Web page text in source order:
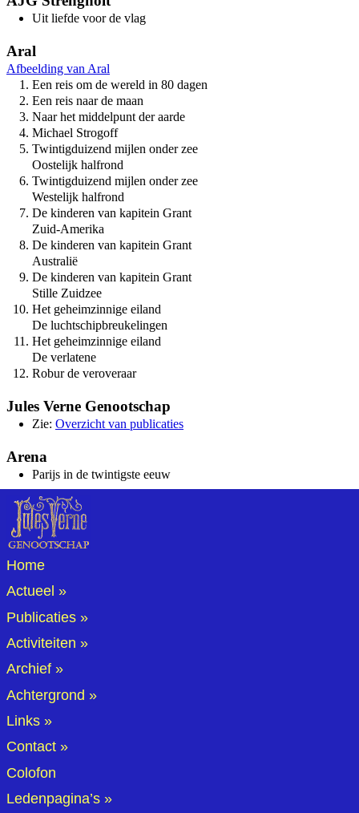
Uit liefde voor de vlag
Aral
Afbeelding van Aral
Een reis om de wereld in 80 dagen
Een reis naar de maan
Naar het middelpunt der aarde
Michael Strogoff
Twintigduizend mijlen onder zee
Oostelijk halfrond
Twintigduizend mijlen onder zee
Westelijk halfrond
De kinderen van kapitein Grant
Zuid-Amerika
De kinderen van kapitein Grant
Australië
De kinderen van kapitein Grant
Stille Zuidzee
Het geheimzinnige eiland
De luchtschipbreukelingen
Het geheimzinnige eiland
De verlatene
Robur de veroveraar
Jules Verne Genootschap
Zie: Overzicht van publicaties
Arena
Parijs in de twintigste eeuw
Home
Actueel
Publicaties
Activiteiten
Archief
Achtergrond
Links
Contact
Colofon
Ledenpagina’s